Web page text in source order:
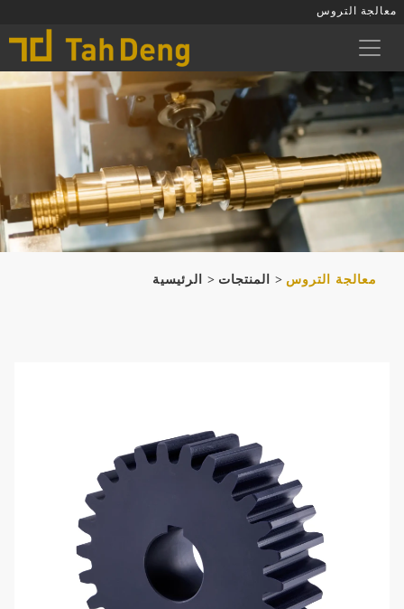
معالجة التروس
الرئيسية المنتجات معالجة التروس